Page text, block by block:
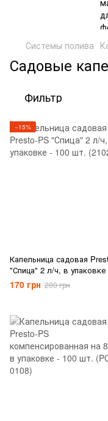
Системы полива
Садовые
Фильтр
−15%
Капельница садовая
"Спица" 2 л/ч, в упаковке
шт. (2102)
170 грн 200 грн